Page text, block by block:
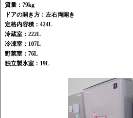
質量：79kg
ドアの開き方：左右両開き
定格内容積：424L
冷蔵室：222L
冷凍室：107L
野菜室：76L
独立製氷室：19L